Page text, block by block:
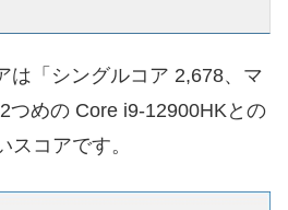
は「シングルコア 2,678、マ
つめの Core i9-12900HKとの
スコアです。